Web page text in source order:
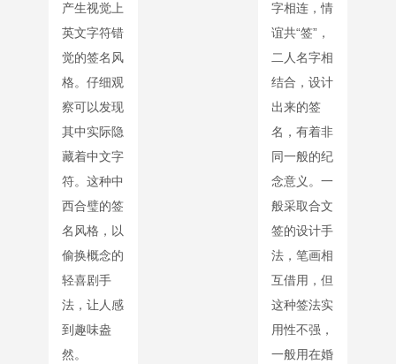
产生视觉上
英文字符错
觉的签名风
格。仔细观
察可以发现
其中实际隐
藏着中文字
符。这种中
西合璧的签
名风格，以
偷换概念的
轻喜剧手
法，让人感
到趣味盎
然。
字相连，情
谊共“签”，
二人名字相
结合，设计
出来的签
名，有着非
同一般的纪
念意义。一
般采取合文
签的设计手
法，笔画相
互借用，但
这种签法实
用性不强，
一般用在婚